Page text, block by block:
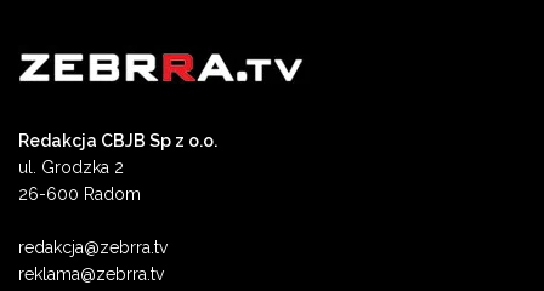
Redakcja CBJB Sp z o.o.
ul. Grodzka 2
26-600 Radom
redakcja@zebrra.tv
reklama@zebrra.tv